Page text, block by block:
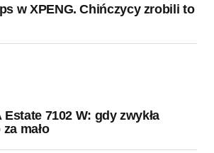
w XPENG. Chińczycy zrobili to
Estate 7102 W: gdy zwykła
mało